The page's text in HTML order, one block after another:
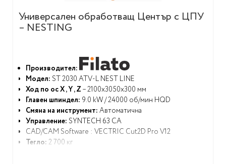
Универсален обработващ Център с ЦПУ
– NESTING
Производител:
Модел: ST 2030 ATV-L NEST LINE
Ход по ос X , Y , Z – 2100x3050x300 мм
Главен шпиндел: 9.0 kW / 24000 об/мин HQD
Смяна на инструмент: Автоматична
Управление: SYNTECH 63 CA
CAD/CAM Software : VECTRIC Cut2D Pro V12
Тегло: 2 700 кг